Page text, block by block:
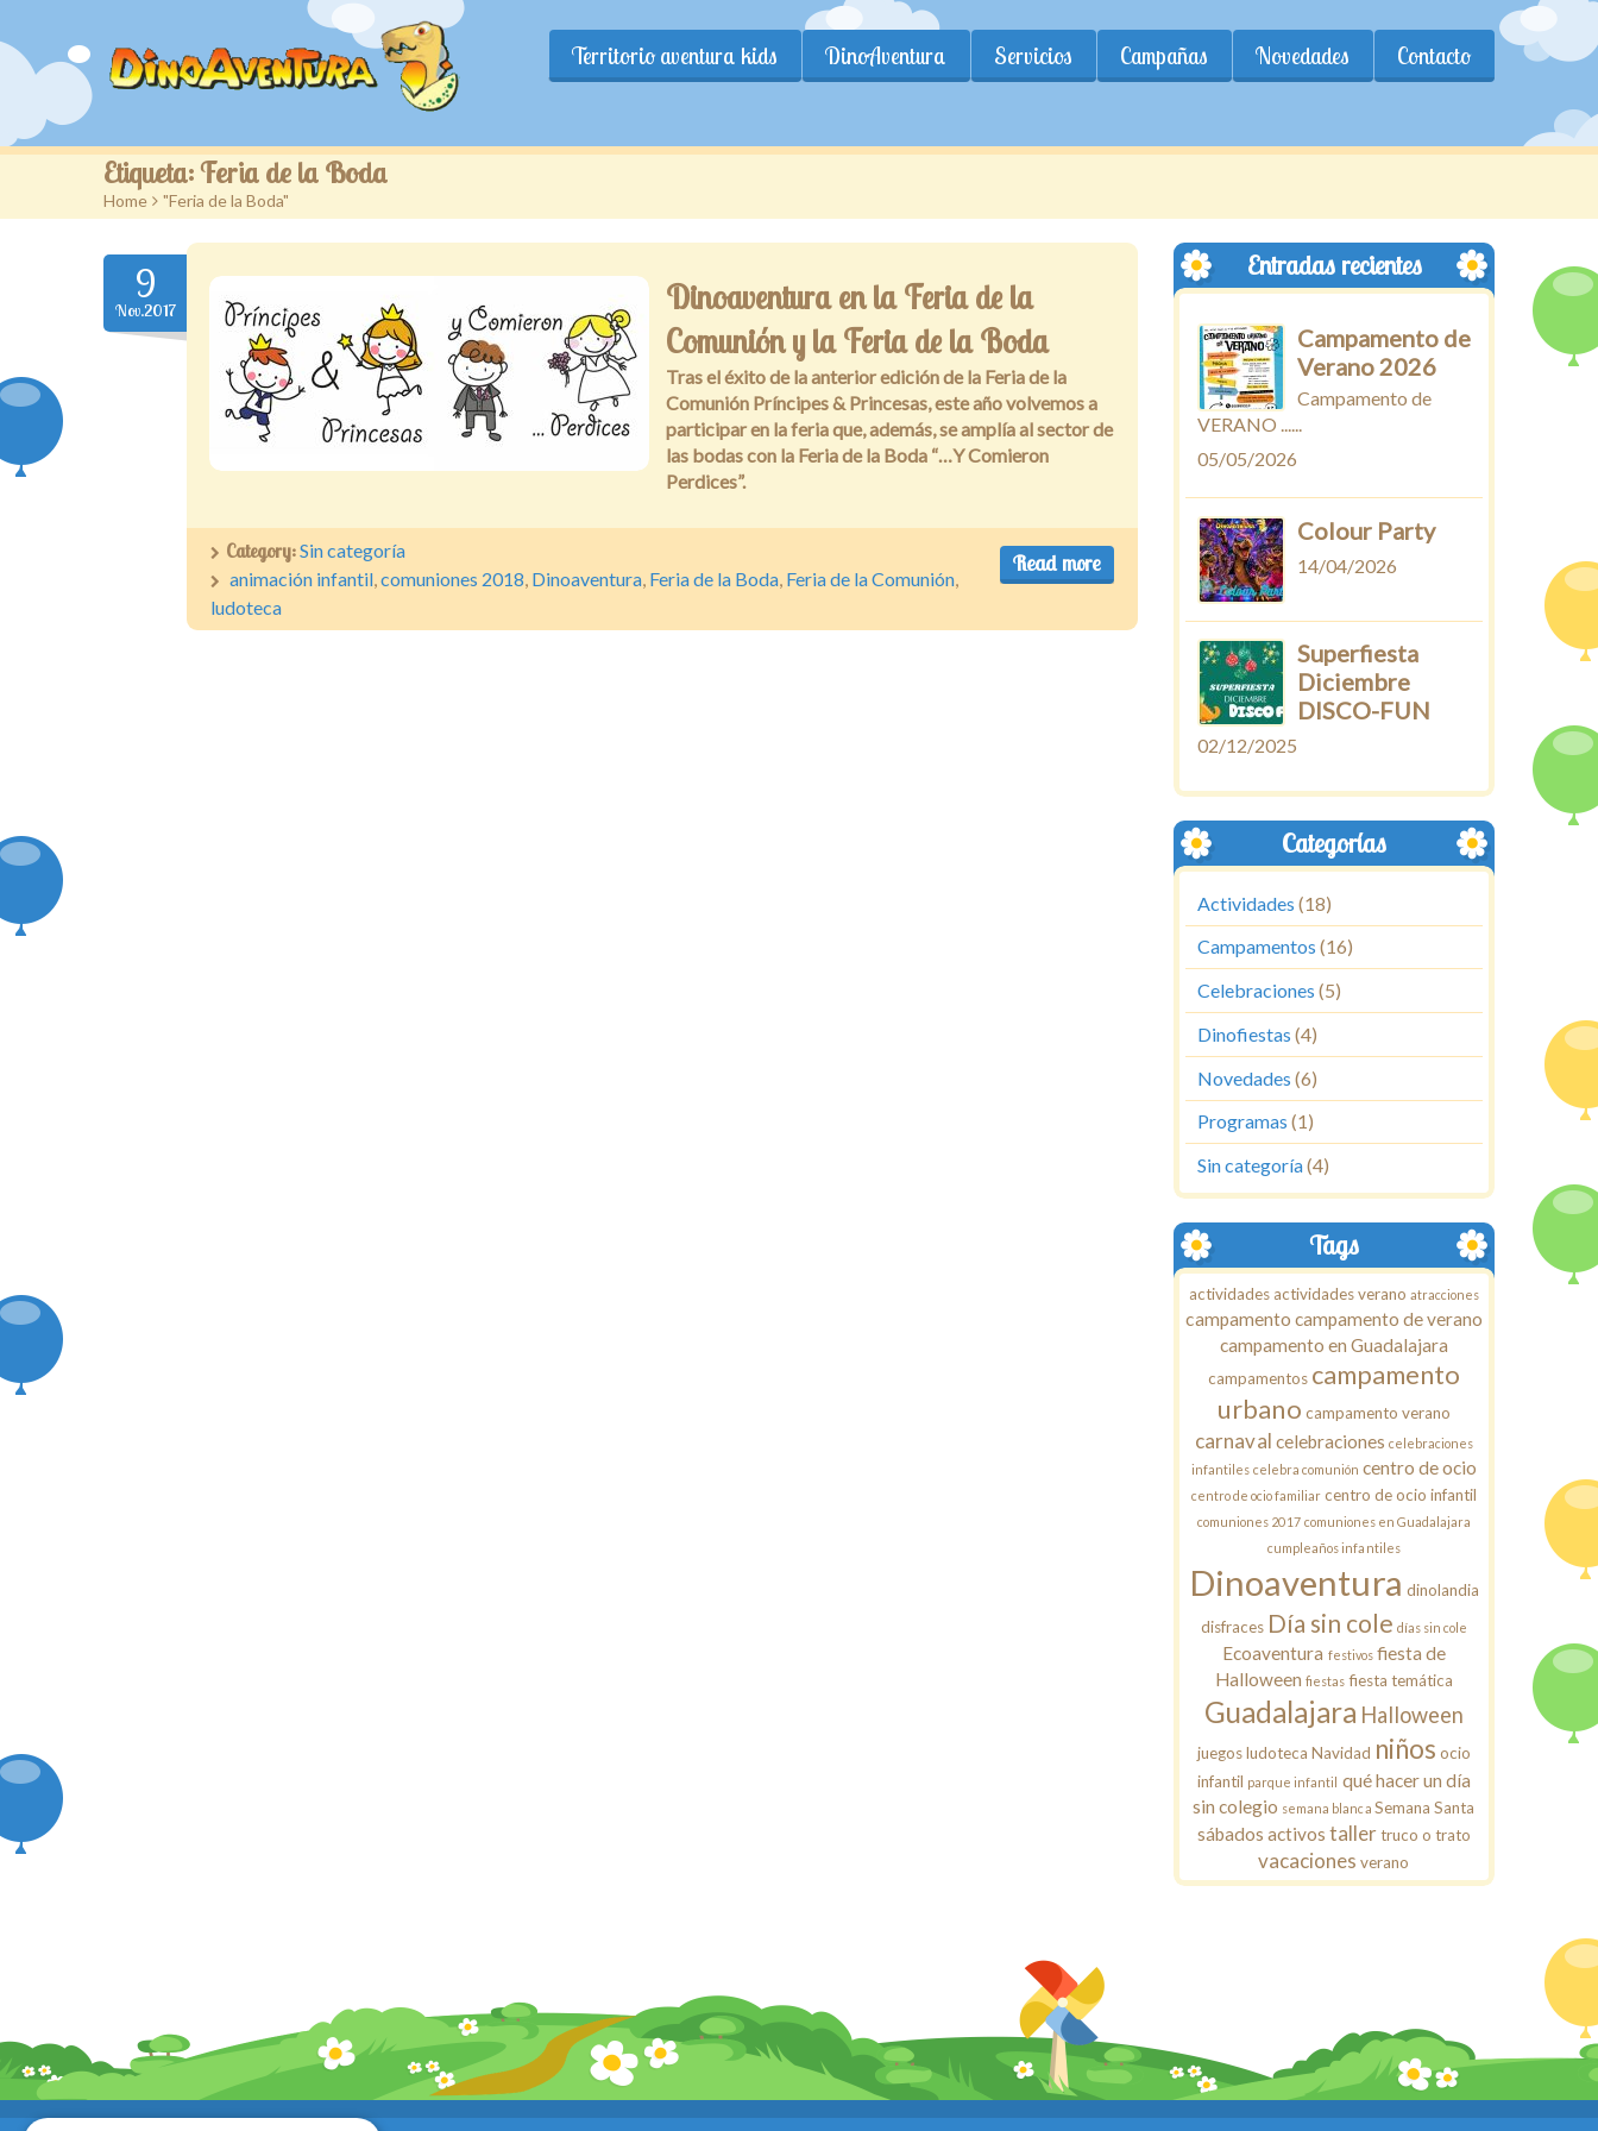
Territorio aventura kids DinoAventura Servicios Campañas Novedades Contacto
Etiqueta: Feria de la Boda
Home > "Feria de la Boda"
9
Nov.2017
Dinoaventura en la Feria de la
Comunión y la Feria de la Boda
Tras el éxito de la anterior edición de la Feria de la
Comunión Príncipes & Princesas, este año volvemos a
participar en la feria que, además, se amplía al sector de
las bodas con la Feria de la Boda “…Y Comieron
Perdices”.
Read more
Category:Sin categoría
animación infantil,comuniones 2018, Dinoaventura, Feria de la Boda, Feria de la Comunión,
ludoteca
Entradas recientes
Campamento de
Verano 2026
Campamento de
VERANO ......
05/05/2026
Colour Party
14/04/2026
Superfiesta
Diciembre
DISCO-FUN
02/12/2025
Categorías
Actividades (18)
Campamentos (16)
Celebraciones (5)
Dinofiestas (4)
Novedades (6)
Programas (1)
Sin categoría(4)
Tags
actividades actividades verano atracciones
campamento campamento de verano
campamento en Guadalajara
campamentos campamento
urbano campamento verano
carnaval celebraciones celebraciones
infantiles celebra comunión centro de ocio
centro de ocio familiar centro de ocio infantil
comuniones 2017 comuniones en Guadalajara
cumpleaños infantiles
Dinoaventura dinolandia
disfraces Día sin cole días sin cole
Ecoaventura festivos fiesta de
Halloween fiestas fiesta temática
Guadalajara Halloween
juegosludoteca Navidad niños ocio
infantil parque infantil qué hacer un día
sin colegio semana blanca Semana Santa
sábados activos tallertruco o trato
vacaciones verano